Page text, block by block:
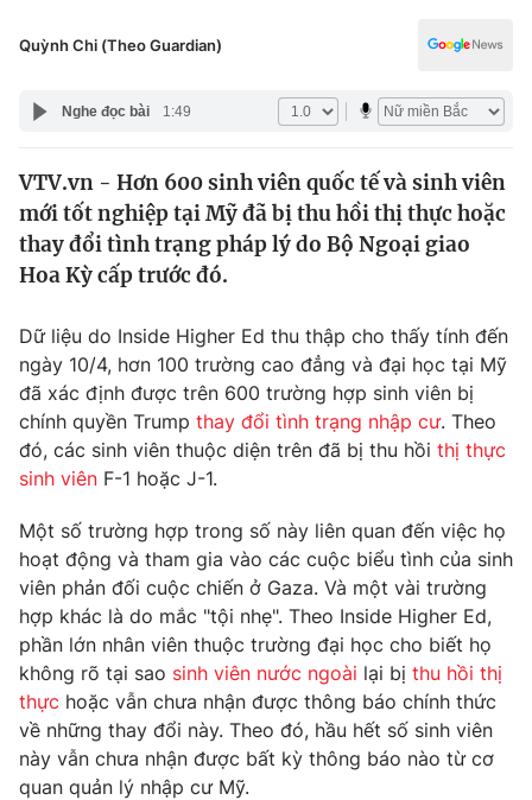
Pháp luật
Y tế
Thế giới
Tin tức
Thế giới đó đây
Câu chuyện quốc tế
Kinh tế
Thị trường
Góc doanh nghiệp
Dữ liệu và đời sống
Truyền hình
Phim VTV
Hậu trường
Nhân vật
Khán giả
Giải sao mai
Giải trí
Điện ảnh
Âm nhạc
Sao
Đời sống
Du lịch
Làm đẹp
Chất lượng cuộc sống
Giáo dục
Tuyển sinh
Học trực tuyến
Công nghệ
Hitech Công nghệ tương lai
Sản phẩm
Giao lưu trực tuyến
Công nghệ
Quỳnh Chi (Theo Guardian)
Nghe đọc bài 1:49
VTV.vn - Hơn 600 sinh viên quốc tế và sinh viên
mới tốt nghiệp tại Mỹ đã bị thu hồi thị thực hoặc
thay đổi tình trạng pháp lý do Bộ Ngoại giao
Hoa Kỳ cấp trước đó.
Dữ liệu do Inside Higher Ed thu thập cho thấy tính đến
ngày 10/4, hơn 100 trường cao đẳng và đại học tại Mỹ
đã xác định được trên 600 trường hợp sinh viên bị
chính quyền Trump thay đổi tình trạng nhập cư. Theo
đó, các sinh viên thuộc diện trên đã bị thu hồi thị thực
sinh viên F-1 hoặc J-1.
Một số trường hợp trong số này liên quan đến việc họ
hoạt động và tham gia vào các cuộc biểu tình của sinh
viên phản đối cuộc chiến ở Gaza. Và một vài trường
hợp khác là do mắc "tội nhẹ". Theo Inside Higher Ed,
phần lớn nhân viên thuộc trường đại học cho biết họ
không rõ tại sao sinh viên nước ngoài lại bị thu hồi thị
thực hoặc vẫn chưa nhận được thông báo chính thức
về những thay đổi này. Theo đó, hầu hết số sinh viên
này vẫn chưa nhận được bất kỳ thông báo nào từ cơ
quan quản lý nhập cư Mỹ.